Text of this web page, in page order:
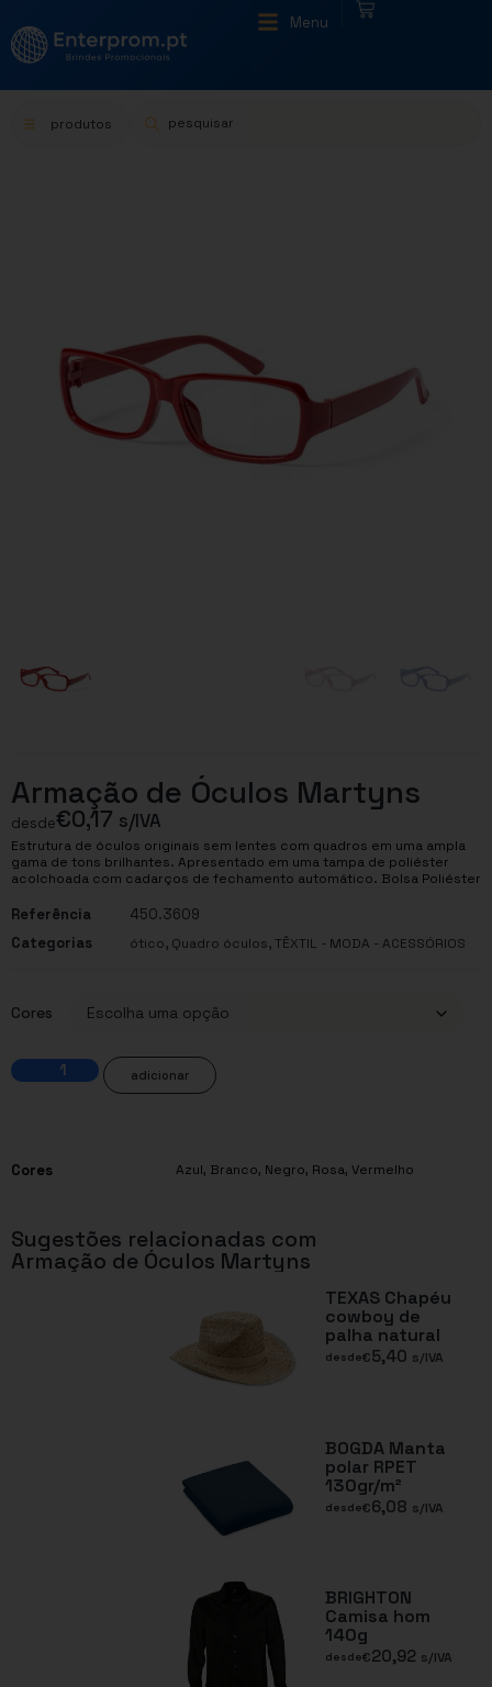
Menu
produtos
Armação de Óculos Martyns
desde€0,17 s/IVA
Estrutura de óculos originais sem lentes com quadros em uma ampla
gama de tons brilhantes. Apresentado em uma tampa de poliéster
acolchoada com cadarços de fechamento automático. Bolsa Poliéster
Referência
450.3609
Categorias
ótico, Quadro óculos,TÊXTIL - MODA - ACESSÓRIOS
Cores
adicionar
Cores Azul, Branco, Negro, Rosa, Vermelho
Sugestões relacionadas com
Armação de Óculos Martyns
TEXAS Chapéu
cowboy de
palha natural
desde€5,40 s/IVA
BOGDA Manta
polar RPET
130gr/m²
desde€6,08 s/IVA
BRIGHTON
Camisa hom
140g
desde€20,92 s/IVA